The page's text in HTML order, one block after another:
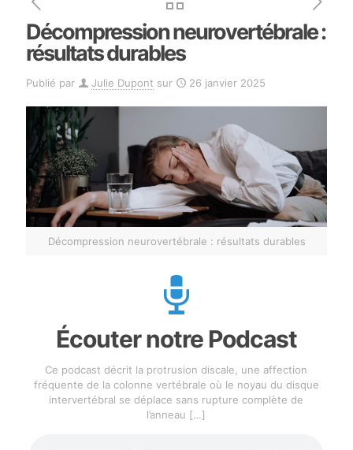
Décompression neurovertébrale :
résultats durables
Publié par Julie Dupont sur 26 janvier 2025
Décompression neurovertébrale : résultats durables
Écouter notre Podcast
Ce podcast décrit la protrusion discale, une affection
fréquente de la colonne vertébrale où le noyau du disque
intervertébral se déplace sans rupture complète de
l’anneau […]